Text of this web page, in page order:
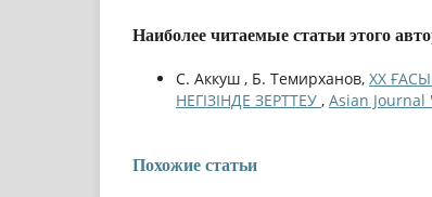
Наиболее читаемые статьи этого
С. Аккуш , Б. Темирханов, ХХ
НЕГІЗІНДЕ ЗЕРТТЕУ , Asian
Похожие статьи